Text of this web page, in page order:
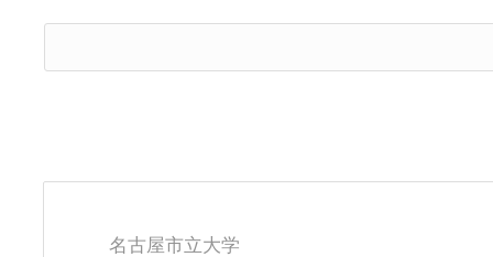
名古屋市立大学